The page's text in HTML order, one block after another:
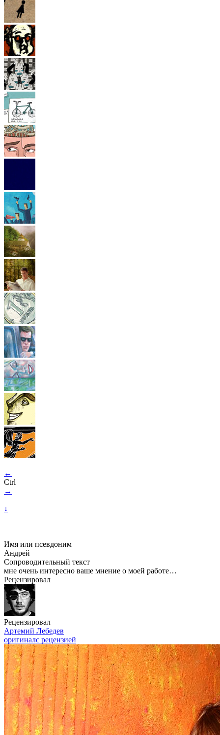
←
Ctrl
→
↓
Имя или псевдоним
Андрей
Сопроводительный текст
мне очень интересно ваше мнение о моей работе…
Рецензировал
Рецензировал
Артемий Лебедев
оригиналс рецензией